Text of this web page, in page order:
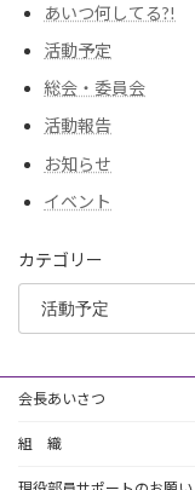
あいつ何してる?!
活動予定
総会・委員会
活動報告
お知らせ
イベント
カテゴリー
会長あいさつ
組 織